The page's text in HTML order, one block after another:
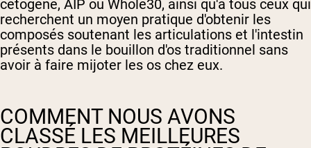
cétogène, AIP ou Whole30, ainsi qu'à tous ceux qui
recherchent un moyen pratique d'obtenir les
composés soutenant les articulations et l'intestin
présents dans le bouillon d'os traditionnel sans
avoir à faire mijoter les os chez eux.
COMMENT NOUS AVONS
CLASSÉ LES MEILLEURES